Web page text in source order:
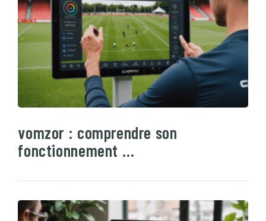
vomzor : comprendre son
fonctionnement …